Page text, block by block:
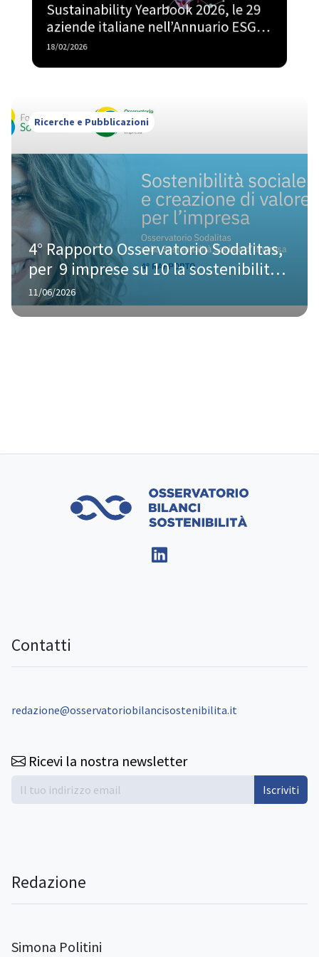
Sustainability Yearbook 2026, le 29
aziende italiane nell’Annuario ESG di
S&P Global
18/02/2026
Ricerche e Pubblicazioni
4° Rapporto Osservatorio Sodalitas,
per  9 imprese su 10 la sostenibilità
sociale è ormai un valore strategico
11/06/2026
Contatti
redazione@osservatoriobilancisostenibilita.it
Ricevi la nostra newsletter
Iscriviti
Redazione
Simona Politini